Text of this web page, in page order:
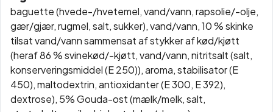
baguette (hvede-/hvetemel, vand/vann, rapsolie/-olje,
gær/gjær, rugmel, salt, sukker), vand/vann, 10 % skinke
tilsat vand/vann sammensat af stykker af kød/kjøtt
(heraf 86 % svinekød/-kjøtt, vand/vann, nitritsalt (salt,
konserveringsmiddel (E 250)), aroma, stabilisator (E
450), maltodextrin, antioxidanter (E 300, E 392),
dextrose), 5% Gouda-ost (mælk/melk, salt,